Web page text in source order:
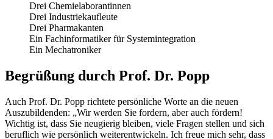
Drei Chemielaborantinnen
Drei Industriekaufleute
Drei Pharmakanten
Ein Fachinformatiker für Systemintegration
Ein Mechatroniker
Begrüßung durch Prof. Dr. Popp
Auch Prof. Dr. Popp richtete persönliche Worte an die neuen
Auszubildenden: „Wir werden Sie fordern, aber auch fördern!
Wichtig ist, dass Sie neugierig bleiben, viele Fragen stellen und sich
beruflich wie persönlich weiterentwickeln. Ich freue mich sehr, dass